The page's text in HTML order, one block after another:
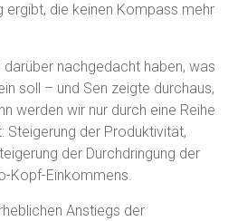
ergibt, die keinen Kompass mehr
darüber nachgedacht haben, was
soll – und Sen zeigte durchaus,
werden wir nur durch eine Reihe
Steigerung der Produktivität,
der Durchdringung der
Kopf-Einkommens.
Anstiegs der